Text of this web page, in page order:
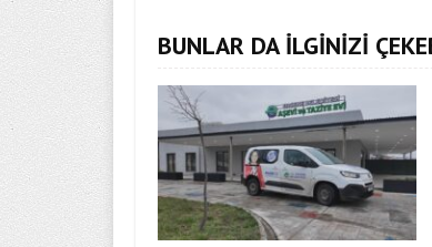
BUNLAR DA İLGİNİZİ